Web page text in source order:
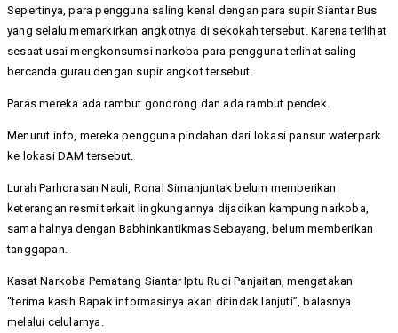
Sepertinya, para pengguna saling kenal dengan para supir Siantar Bus
yang selalu memarkirkan angkotnya di sekokah tersebut. Karena terlihat
sesaat usai mengkonsumsi narkoba para pengguna terlihat saling
bercanda gurau dengan supir angkot tersebut.
Paras mereka ada rambut gondrong dan ada rambut pendek.
Menurut info, mereka pengguna pindahan dari lokasi pansur waterpark
ke lokasi DAM tersebut.
Lurah Parhorasan Nauli, Ronal Simanjuntak belum memberikan
keterangan resmi terkait lingkungannya dijadikan kampung narkoba,
sama halnya dengan Babhinkantikmas Sebayang, belum memberikan
tanggapan.
Kasat Narkoba Pematang Siantar Iptu Rudi Panjaitan, mengatakan
“terima kasih Bapak informasinya akan ditindak lanjuti”, balasnya
melalui celularnya.